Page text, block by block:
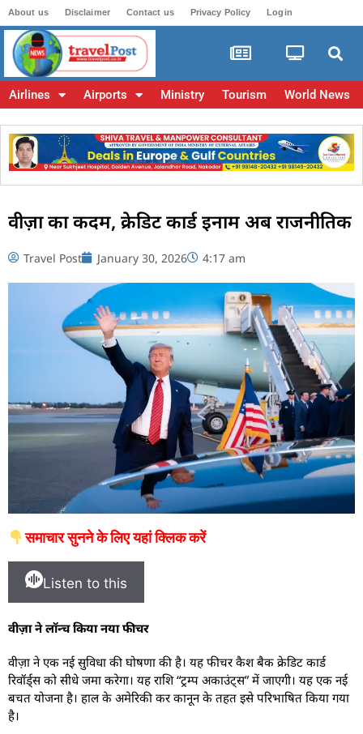
About us Disclaimer Contact us Privacy Policy Login
Airlines Airports Ministry Tourism World News
वीज़ा का कदम, क्रेडिट कार्ड इनाम अब राजनीतिक
Travel Post January 30, 2026 4:17 am
समाचार सुनने के लिए यहां क्लिक करें
Listen to this
वीज़ा ने लॉन्च किया नया फीचर
वीज़ा ने एक नई सुविधा की घोषणा की है। यह फीचर कैश बैक क्रेडिट कार्ड
रिवॉर्ड्स को सीधे जमा करेगा। यह राशि “ट्रम्प अकाउंट्स” में जाएगी। यह एक नई
बचत योजना है। हाल के अमेरिकी कर कानून के तहत इसे परिभाषित किया गया
है।